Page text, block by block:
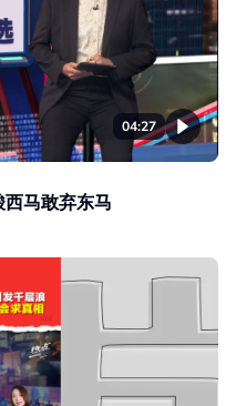
04:27
马敢弃东马